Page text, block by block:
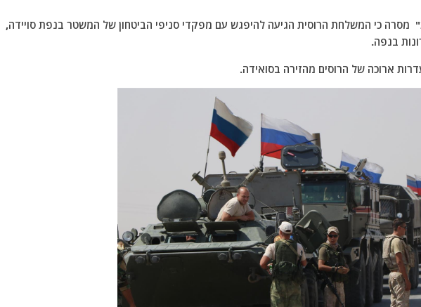
o
o
k
רשת החדשות – "סויידה 24" מסרה כי המשלחת הרוסית הגיעה להיפגש עם מפקדי סניפי הביטחון של המשטר בנפת סויידה,
בנפה.
ארוכה של הרוסים מהזירה בסואידה.